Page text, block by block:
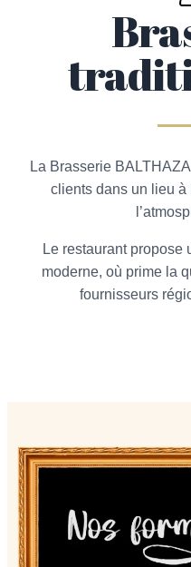
La Brasserie
clients dans un lieu
Le restaurant
moderne, où prime la
fournisseurs